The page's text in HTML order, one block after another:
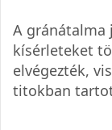
A gránátalma
kísérleteket
elvégezték,
titokban